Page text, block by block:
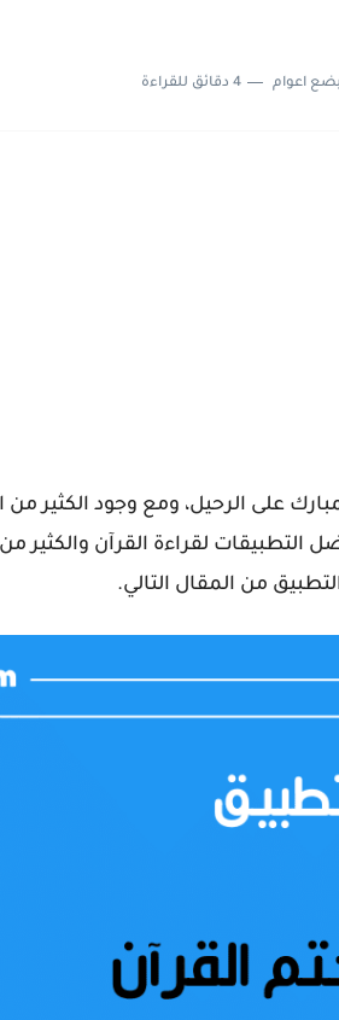
اعوام 4 دقائق للقراءة
على الرحيل، ومع وجود الكثير من
التطبيقات لقراءة القرآن والكثير
من المقال التالي.